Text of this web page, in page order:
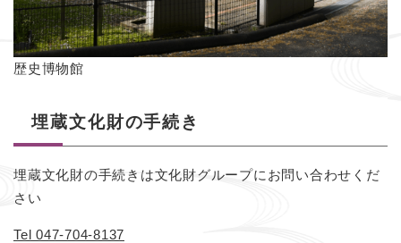
歴史博物館
埋蔵文化財の手続き
埋蔵文化財の手続きは文化財グループにお問い合わせくだ
さい
Tel 047-704-8137